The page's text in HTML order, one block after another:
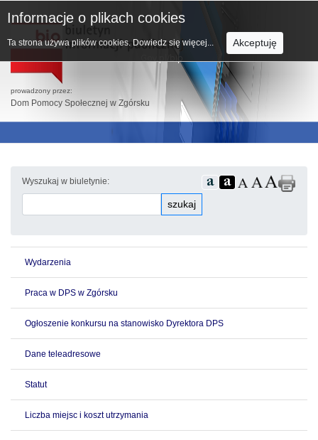
prowadzony przez:
Dom Pomocy Społecznej w Zgórsku
Wyszukaj w biuletynie:
szukaj
Wydarzenia
Praca w DPS w Zgórsku
Ogłoszenie konkursu na stanowisko Dyrektora DPS
Dane teleadresowe
Statut
Liczba miejsc i koszt utrzymania
Informacje o plikach cookies
Ta strona używa plików cookies. Dowiedz się więcej... Akceptuję